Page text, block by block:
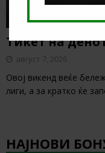
Тикет на
август 7, 2026
Овој викенд веќе
лиги, а за кратко ќе
НАЈНОВИ